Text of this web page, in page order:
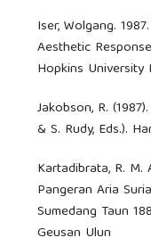
Iser, Wolgang.
Aesthetic
Hopkins University
Jakobson, R.
& S. Rudy, Eds.).
Kartadibrata, R. M.
Pangeran Aria
Sumedang Taun
Geusan Ulun